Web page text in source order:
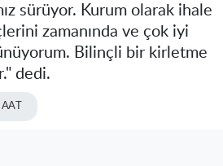
sürüyor. Kurum olarak ihale
zamanında ve çok iyi
Bilinçli bir kirletme
dedi.